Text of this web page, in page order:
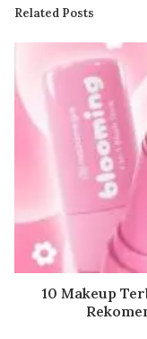
Related Posts
10 Makeup